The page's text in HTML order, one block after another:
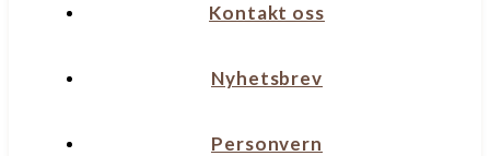
Kontakt oss
Nyhetsbrev
Personvern